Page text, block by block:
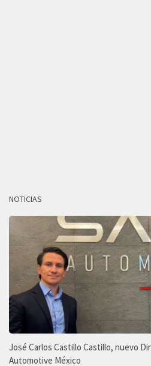
NOTICIAS
José Carlos Castillo Castillo, nuevo
Automotive México